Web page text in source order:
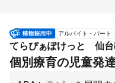
アルバイト・パート
てらぴぁぽけっと 仙台
個別療育の児童発